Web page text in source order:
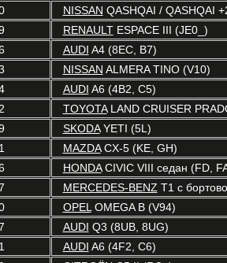
NISSAN QASHQAI / QASHQAI
RENAULTESPACE III (JE0_)
AUDI A4 (8EC, B7)
NISSAN ALMERA TINO (V10)
AUDI A6 (4B2, C5)
TOYOTALAND CRUISER
SKODAYETI (5L)
MAZDACX-5 (KE, GH)
HONDACIVIC VIII седан (FD,
MERCEDES-BENZ T1 c
OPEL OMEGA B (V94)
AUDI Q3 (8UB, 8UG)
AUDI A6 (4F2, C6)